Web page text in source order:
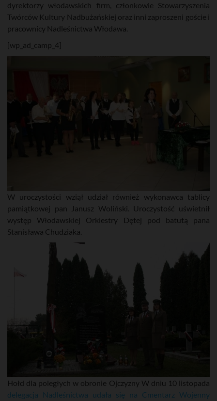
dyrektorzy włodawskich firm, członkowie Stowarzyszenia
Twórców Kultury Nadbużańskiej oraz inni zaproszeni goście i
pracownicy Nadleśnictwa Włodawa.
[wp_ad_camp_4]
W uroczystości wziął udział również wykonawca tablicy
pamiątkowej pan Janusz Woliński. Uroczystość uświetnił
występ Włodawskiej Orkiestry Dętej pod batutą pana
Stanisława Chudziaka.
Hołd dla poległych w obronie Ojczyzny W dniu 10 listopada
delegacja Nadleśnictwa udała się na Cmentarz Wojenny